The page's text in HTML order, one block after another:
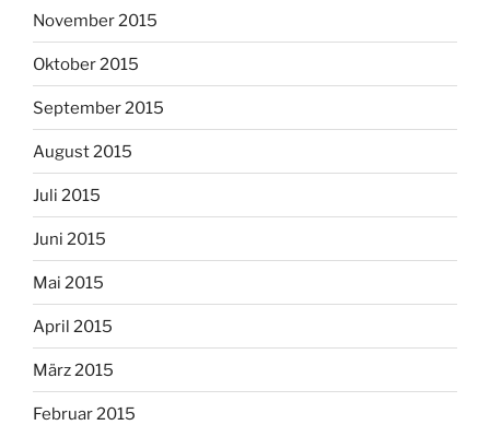
November 2015
Oktober 2015
September 2015
August 2015
Juli 2015
Juni 2015
Mai 2015
April 2015
März 2015
Februar 2015